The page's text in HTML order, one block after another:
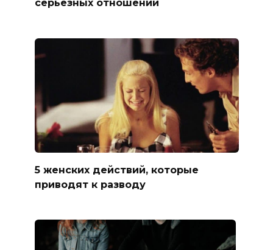
5 женских действий, которые
приводят к разводу